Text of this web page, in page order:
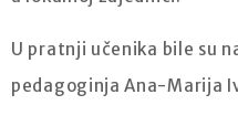
U pratnji učenika bile su
pedagoginja Ana-Marija